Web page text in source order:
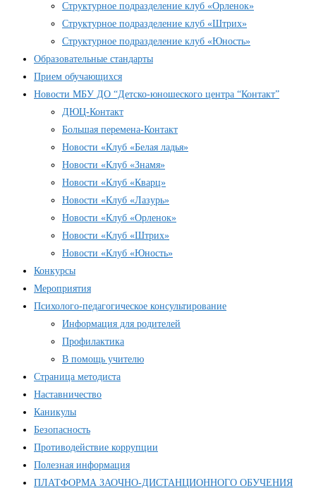
Структурное подразделение клуб «Орленок»
Структурное подразделение клуб «Штрих»
Структурное подразделение клуб «Юность»
Образовательные стандарты
Прием обучающихся
Новости МБУ ДО “Детско-юношеского центра “Контакт”
ДЮЦ-Контакт
Большая перемена-Контакт
Новости «Клуб «Белая ладья»
Новости «Клуб «Знамя»
Новости «Клуб «Кварц»
Новости «Клуб «Лазурь»
Новости «Клуб «Орленок»
Новости «Клуб «Штрих»
Новости «Клуб «Юность»
Конкурсы
Мероприятия
Психолого-педагогическое консультирование
Информация для родителей
Профилактика
В помощь учителю
Страница методиста
Наставничество
Каникулы
Безопасность
Противодействие коррупции
Полезная информация
ПЛАТФОРМА ЗАОЧНО-ДИСТАНЦИОННОГО ОБУЧЕНИЯ